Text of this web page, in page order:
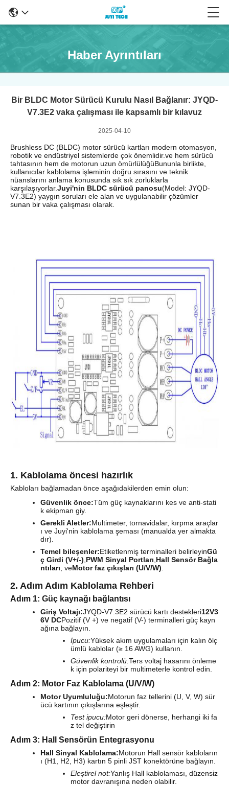
Haber Ayrıntıları
Bir BLDC Motor Sürücü Kurulu Nasıl Bağlanır: JYQD-
V7.3E2 vaka çalışması ile kapsamlı bir kılavuz
2025-04-10
Brushless DC (BLDC) motor sürücü kartları modern otomasyon,
robotik ve endüstriyel sistemlerde çok önemlidir.ve hem sürücü
tahtasının hem de motorun uzun ömürlülüğüBununla birlikte,
kullanıcılar kablolama işleminin doğru sırasını ve teknik
nüanslarını anlama konusunda sık sık zorluklarla
karşılaşıyorlar.Juyi'nin BLDC sürücü panosu(Model: JYQD-
V7.3E2) yaygın soruları ele alan ve uygulanabilir çözümler
sunan bir vaka çalışması olarak.
1. Kablolama öncesi hazırlık
Kabloları bağlamadan önce aşağıdakilerden emin olun:
Güvenlik önce:Tüm güç kaynaklarını kes ve anti-stati
k ekipman giy.
Gerekli Aletler:Multimeter, tornavidalar, kırpma araçlar
ı ve Juyi'nin kablolama şeması (manualda yer almakta
dır).
Temel bileşenler:Etiketlenmiş terminalleri belirleyinGü
ç Girdi (V+/-) PWM Sinyal Portları Hall Sensör Bağla
ntıları , veMotor faz çıkışları (U/V/W)
2. Adım Adım Kablolama Rehberi
Adım 1: Güç kaynağı bağlantısı
Giriş Voltajı:JYQD-V7.3E2 sürücü kartı destekleri12V3
6V DCPozitif (V +) ve negatif (V-) terminalleri güç kayn
ağına bağlayın.
İpucu:Yüksek akım uygulamaları için kalın ölç
ümlü kablolar (≥ 16 AWG) kullanın.
Güvenlik kontrolü:Ters voltaj hasarını önleme
k için polariteyi bir multimeterle kontrol edin.
Adım 2: Motor Faz Kablolama (U/V/W)
Motor Uyumluluğu:Motorun faz tellerini (U, V, W) sür
ücü kartının çıkışlarına eşleştir.
Test ipucu:Motor geri dönerse, herhangi iki fa
z tel değiştirin
Adım 3: Hall Sensörün Entegrasyonu
Hall Sinyal Kablolama:Motorun Hall sensör kabloların
ı (H1, H2, H3) kartın 5 pinli JST konektörüne bağlayın.
Eleştirel not:Yanlış Hall kablolaması, düzensiz
motor davranışına neden olabilir.